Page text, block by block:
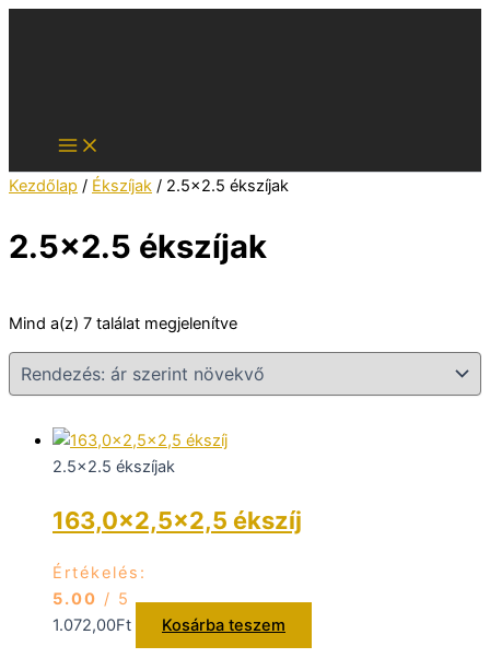
Kezdőlap / Ékszíjak / 2.5x2.5 ékszíjak
2.5x2.5 ékszíjak
Mind a(z) 7 találat megjelenítveSorted
by
price:
low
2.5x2.5 ékszíjak
163,0×2,5×2,5 ékszíj
Értékelés:
5.00 / 5
1.072,00Ft Kosárba teszem